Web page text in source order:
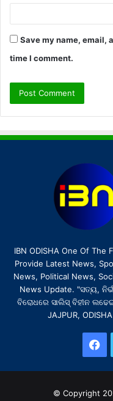
Save my name, email,
time I comment.
IBN ODISHA One Of The
Provide Latest News,
News, Political News,
News Update. "ସତ୍ୟ,
ବିରୋଧରେ ସାଲିସ୍ ବିହୀନ
JAJPUR,
© Copyright